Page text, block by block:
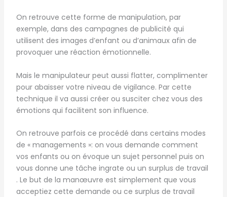
On retrouve cette forme de manipulation, par
exemple, dans des campagnes de publicité qui
utilisent des images d’enfant ou d’animaux afin de
provoquer une réaction émotionnelle.
Mais le manipulateur peut aussi flatter, complimenter
pour abaisser votre niveau de vigilance. Par cette
technique il va aussi créer ou susciter chez vous des
émotions qui facilitent son influence.
On retrouve parfois ce procédé dans certains modes
de « managements »: on vous demande comment
vos enfants ou on évoque un sujet personnel puis on
vous donne une tâche ingrate ou un surplus de travail
. Le but de la manœuvre est simplement que vous
acceptiez cette demande ou ce surplus de travail